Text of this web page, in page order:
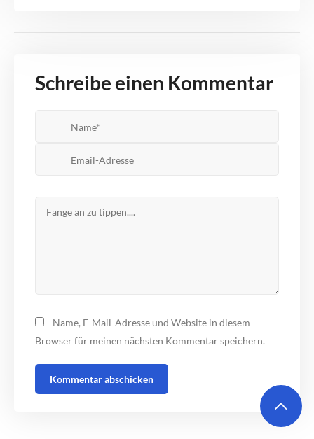
Schreibe einen Kommentar
Name, E-Mail-Adresse und Website in diesem
Browser für meinen nächsten Kommentar speichern.